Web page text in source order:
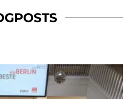
SeiteSeite Seite